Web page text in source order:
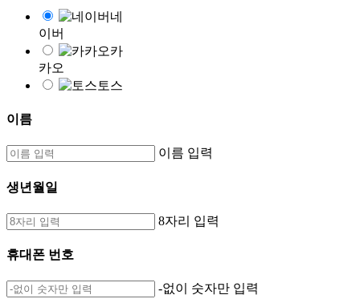
네
이버
카
카오
토스
이름
이름 입력
생년월일
8자리 입력
휴대폰 번호
-없이 숫자만 입력